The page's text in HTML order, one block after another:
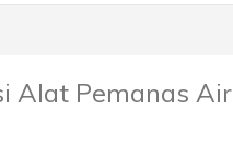
Alat Pemanas